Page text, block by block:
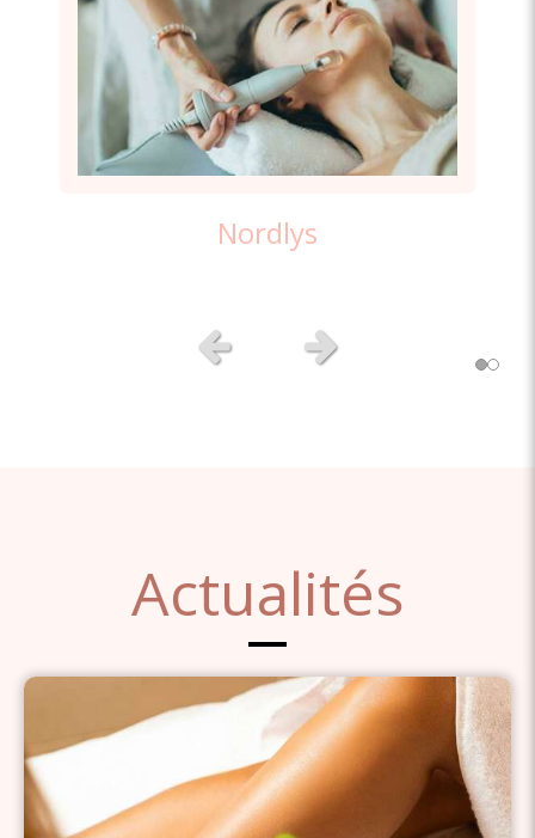
Nordlys
Slide précédentSlide suivant
Actualités